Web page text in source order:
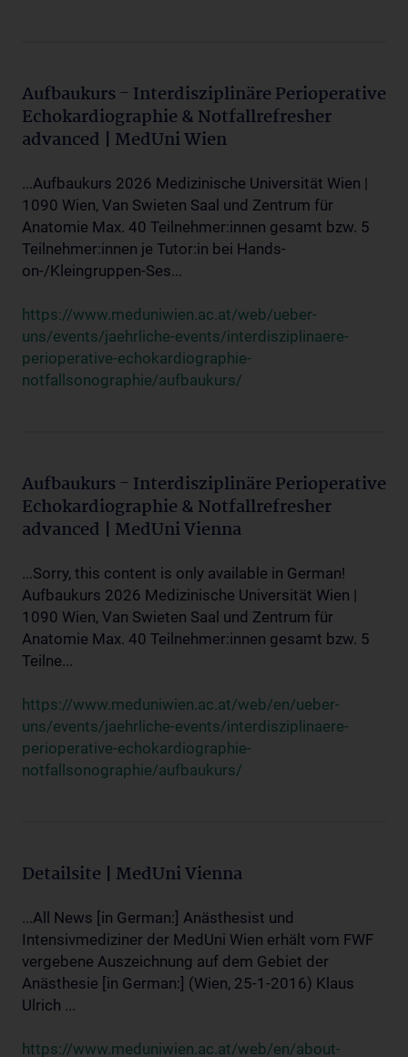
Aufbaukurs - Interdisziplinäre Perioperative
Echokardiographie & Notfallrefresher
advanced | MedUni Wien
...Aufbaukurs 2026 Medizinische Universität Wien |
1090 Wien, Van Swieten Saal und Zentrum für
Anatomie Max. 40 Teilnehmer:innen gesamt bzw. 5
Teilnehmer:innen je Tutor:in bei Hands-
on-/Kleingruppen-Ses...
https://www.meduniwien.ac.at/web/ueber-
uns/events/jaehrliche-events/interdisziplinaere-
perioperative-echokardiographie-
notfallsonographie/aufbaukurs/
Aufbaukurs - Interdisziplinäre Perioperative
Echokardiographie & Notfallrefresher
advanced | MedUni Vienna
...Sorry, this content is only available in German!
Aufbaukurs 2026 Medizinische Universität Wien |
1090 Wien, Van Swieten Saal und Zentrum für
Anatomie Max. 40 Teilnehmer:innen gesamt bzw. 5
Teilne...
https://www.meduniwien.ac.at/web/en/ueber-
uns/events/jaehrliche-events/interdisziplinaere-
perioperative-echokardiographie-
notfallsonographie/aufbaukurs/
Detailsite | MedUni Vienna
...All News [in German:] Anästhesist und
Intensivmediziner der MedUni Wien erhält vom FWF
vergebene Auszeichnung auf dem Gebiet der
Anästhesie [in German:] (Wien, 25-1-2016) Klaus
Ulrich ...
https://www.meduniwien.ac.at/web/en/about-